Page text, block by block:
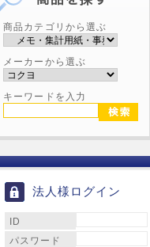
商品カテゴリから選ぶ
メーカーから選ぶ
キーワードを入力
法人様ログイン
ID
パスワード